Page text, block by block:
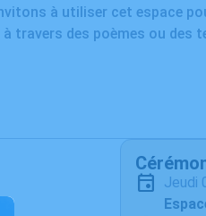
à utiliser cet espace
travers des poèmes ou des
jeudi